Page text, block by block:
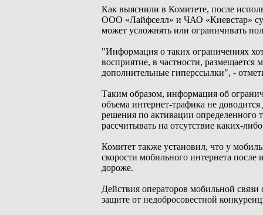
Как выяснили в Комитете, после
ООО «Лайфселл» и ЧАО «Киевстар»
может усложнять или ограничивать
"Информация о таких ограничениях
восприятие, в частности,
дополнительные гиперссылки", -
Таким образом, информация об
объема интернет-трафика не
решения по активации определенного
рассчитывать на отсутствие каких-
Комитет также установил, что у
скорости мобильного интернета
дороже.
Действия операторов мобильной
защите от недобросовестной